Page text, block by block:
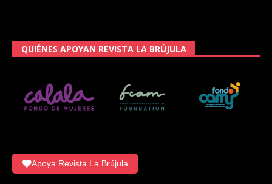
QUIÉNES APOYAN REVISTA LA BRÚJULA
Apoya Revista La Brújula